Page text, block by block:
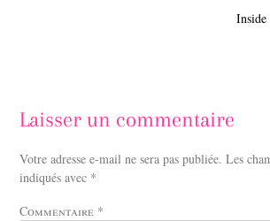
Laisser un commentaire
Votre adresse e-mail ne sera pas publiée. Les
indiqués avec *
Commentaire *